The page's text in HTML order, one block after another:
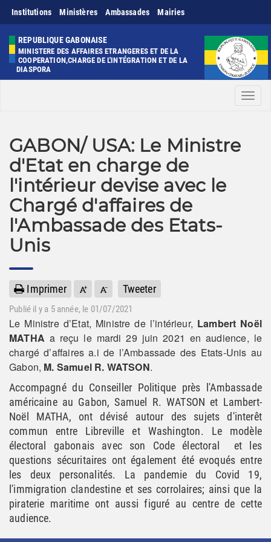
Institutions Ministères Ambassades Mairies
REPUBLIQUE GABONAISE
MINISTERE DES AFFAIRES ETRANGERES ET DE LA
COOPERATION,CHARGE DE L'INTÉGRATION ET DE LA
DIASPORA
Menu
GABON/ USA: Le Ministre
d'Etat en charge de
l'intérieur devise avec le
Chargé d'affaires de
l'Ambassade des Etats-
Unis
Imprimer Tweeter
Publié il y a 5 année, le 01/07/2021
Le Ministre d’Etat, Ministre de l’intérieur, Lambert Noël
MATHA a reçu le mardi 29 juin 2021 en audience, le
chargé d’affaires a.i de l’Ambassade des Etats-Unis au
Gabon, M. Samuel R. WATSON.
Accompagné du Conseiller Politique près l'Ambassade
américaine au Gabon, Samuel R. WATSON et Lambert-
Noël MATHA, ont dévisé autour des sujets d'interêt
commun entre Libreville et Washington. Le modèle
électoral gabonais avec son Code électoral et les
questions sécuritaires ont également été evoqués entre
les deux personalités. La pandemie du Covid 19,
l'immigration clandestine et ses corrolaires; ainsi que la
piraterie maritime ont aussi figuré au centre de cette
audience.